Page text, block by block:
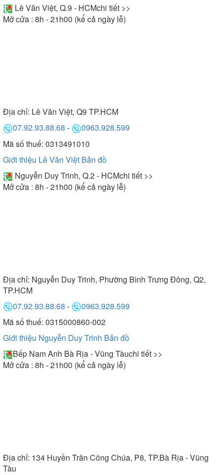
Lê Văn Việt, Q.9 - HCMchi tiết >>
Mở cửa : 8h - 21h00 (kể cả ngày lễ)
Địa chỉ: Lê Văn Việt, Q9 TP.HCM
07.92.93.88.68 -
0963.928.599
Mã số thuế: 0313491010
Giới thiệu Lê Văn Việt Bản đồ
Nguyễn Duy Trinh, Q.2 - HCMchi tiết >>
Mở cửa : 8h - 21h00 (kể cả ngày lễ)
Địa chỉ: Nguyễn Duy Trinh, Phường Bình Trưng Đông, Q2,
TP.HCM
07.92.93.88.68 -
0963.928.599
Mã số thuế: 0315000860-002
Giới thiệu Nguyễn Duy Trinh Bản đồ
Bếp Nam Anh Bà Rịa - Vũng Tàuchi tiết >>
Mở cửa : 8h - 21h00 (kể cả ngày lễ)
Địa chỉ: 134 Huyền Trân Công Chúa, P8, TP.Bà Rịa - Vũng
Tàu